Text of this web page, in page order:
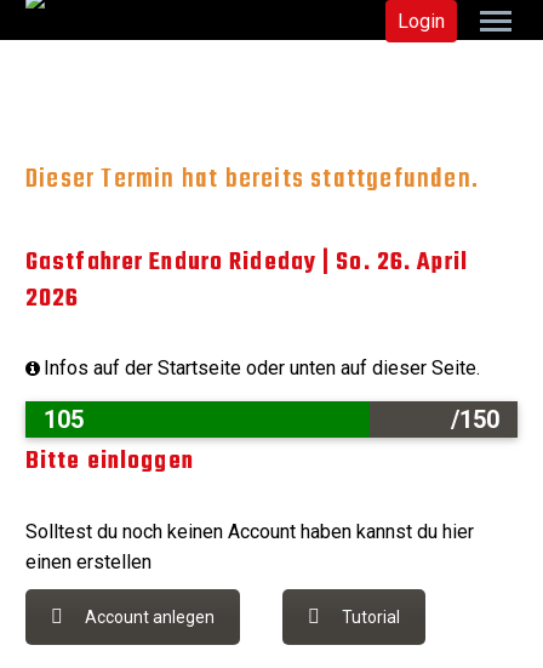
Login
Dieser Termin hat bereits stattgefunden.
Gastfahrer Enduro Rideday | So. 26. April
2026
Infos auf der Startseite oder unten auf dieser Seite.
105 /150
Bitte einloggen
Solltest du noch keinen Account haben kannst du hier
einen erstellen
Account anlegen Tutorial